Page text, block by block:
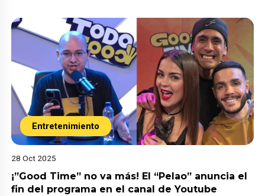
Entretenimiento
28 Oct 2025
¡”Good Time” no va más! El “Pelao” anuncia el
fin del programa en el canal de Youtube